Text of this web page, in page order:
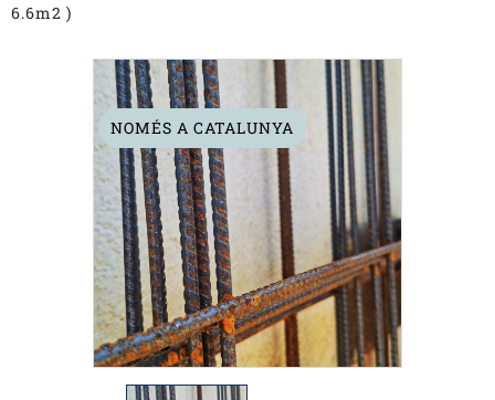
6.6m2 )
NOMÉS A CATALUNYA